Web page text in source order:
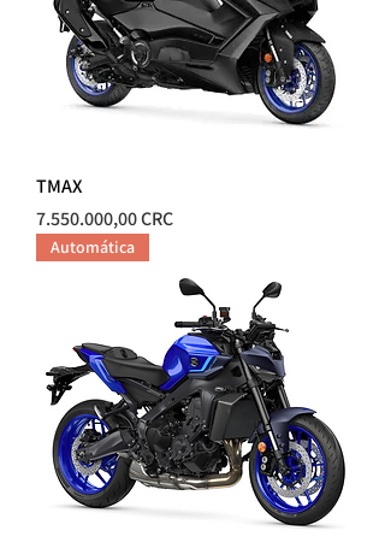
TMAX
Precio
7.550.000,00 CRC
Automática